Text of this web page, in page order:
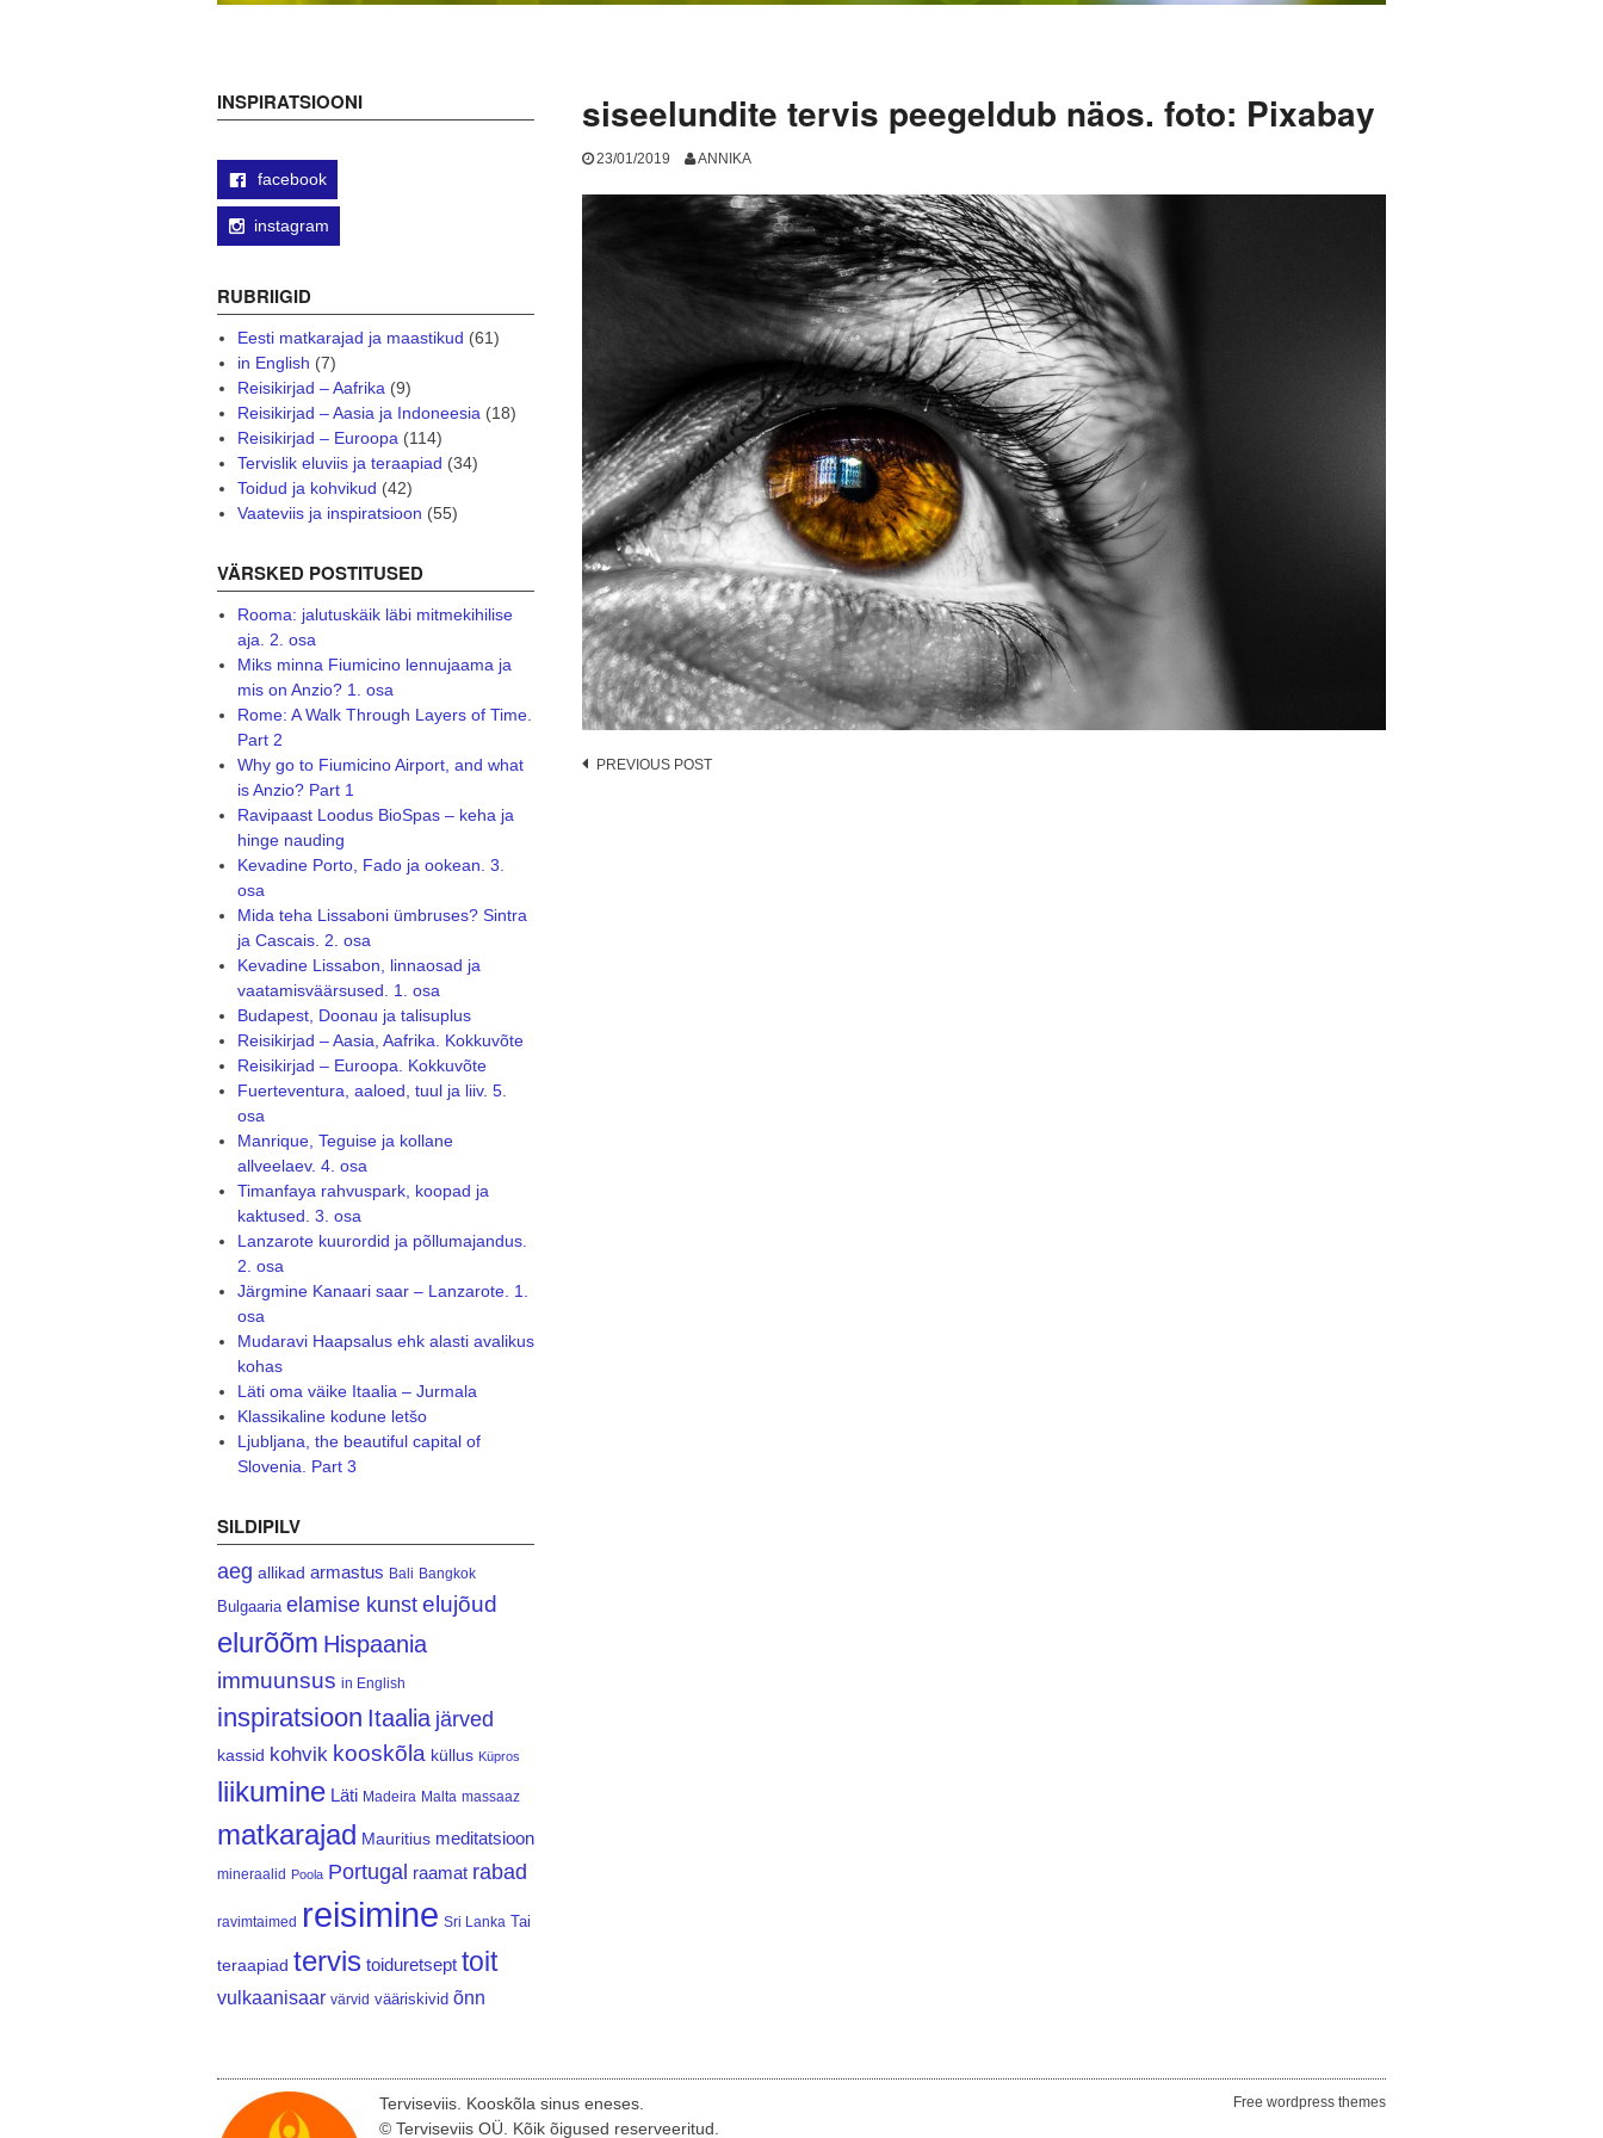
siseelundite tervis peegeldub näos. foto: Pixabay
23/01/2019 ANNIKA
Post
PREVIOUS POST
INSPIRATSIOONI
facebook
instagram
RUBRIIGID
Eesti matkarajad ja maastikud (61)
in English (7)
Reisikirjad – Aafrika(9)
Reisikirjad – Aasia ja Indoneesia(18)
Reisikirjad – Euroopa(114)
Tervislik eluviis ja teraapiad (34)
Toidud ja kohvikud (42)
Vaateviis ja inspiratsioon (55)
VÄRSKED POSTITUSED
Rooma: jalutuskäik läbi mitmekihilise
aja. 2. osa
Miks minna Fiumicino lennujaama ja
mis on Anzio? 1. osa
Rome: A Walk Through Layers of Time.
Part 2
Why go to Fiumicino Airport, and what
is Anzio? Part 1
Ravipaast Loodus BioSpas – keha ja
hinge nauding
Kevadine Porto, Fado ja ookean. 3.
osa
Mida teha Lissaboni ümbruses? Sintra
ja Cascais. 2. osa
Kevadine Lissabon, linnaosad ja
vaatamisväärsused. 1. osa
Budapest, Doonau ja talisuplus
Reisikirjad – Aasia, Aafrika. Kokkuvõte
Reisikirjad – Euroopa. Kokkuvõte
Fuerteventura, aaloed, tuul ja liiv. 5.
osa
Manrique, Teguise ja kollane
allveelaev. 4. osa
Timanfaya rahvuspark, koopad ja
kaktused. 3. osa
Lanzarote kuurordid ja põllumajandus.
2. osa
Järgmine Kanaari saar – Lanzarote. 1.
osa
Mudaravi Haapsalus ehk alasti avalikus
kohas
Läti oma väike Itaalia – Jurmala
Klassikaline kodune letšo
Ljubljana, the beautiful capital of
Slovenia. Part 3
SILDIPILV
aeg allikad armastus Bali Bangkok
Bulgaaria elamise kunst elujõud
elurõõm Hispaania
immuunsus in English
inspiratsioon Itaalia järved
kassid kohvik kooskõla küllus Küpros
liikumine Läti Madeira Malta massaaz
matkarajad Mauritius meditatsioon
mineraalid Poola Portugal raamat rabad
ravimtaimed reisimine Sri Lanka Tai
teraapiad tervis toiduretsept toit
vulkaanisaar värvid vääriskivid õnn
Terviseviis. Kooskõla sinus eneses.
© Terviseviis OÜ. Kõik õigused reserveeritud.
Free wordpress themes